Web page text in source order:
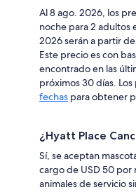
Al 8 ago. 2026, los
noche para 2 adultos
2026 serán a partir
Este precio es con
encontrado en las
próximos 30 días.
fechas para obtener
¿Hyatt Place
Sí, se aceptan
cargo de USD 50 por
animales de servicio